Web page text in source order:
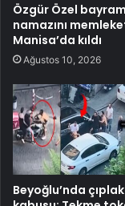
Özgür Özel bayram
namazını
Manisa’da kıldı
Ağustos 10, 2026
Beyoğlu’nda